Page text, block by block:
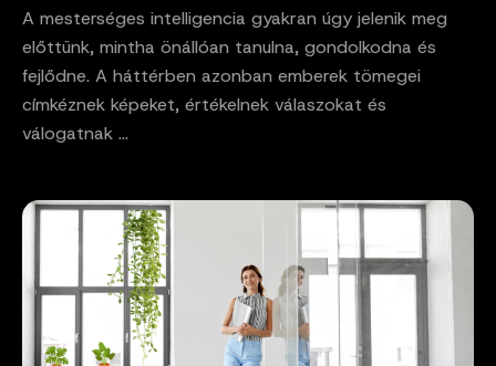
A mesterséges intelligencia gyakran úgy jelenik meg
előttünk, mintha önállóan tanulna, gondolkodna és
fejlődne. A háttérben azonban emberek tömegei
címkéznek képeket, értékelnek válaszokat és
válogatnak ...